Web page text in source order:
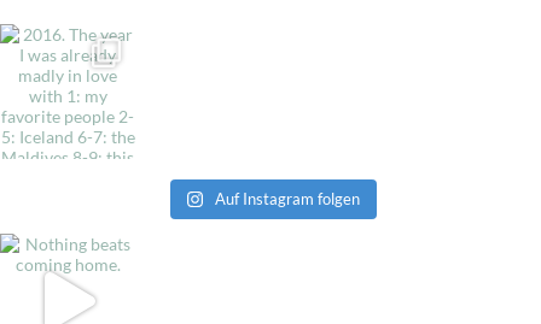
Auf Instagram folgen